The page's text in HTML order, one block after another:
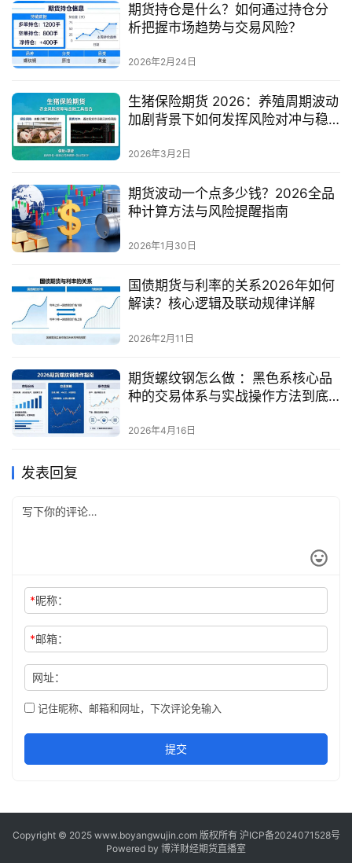
期货持仓是什么？如何通过持仓分
析把握市场趋势与交易风险？
2026年2月24日
生猪保险期货 2026：养殖周期波动
加剧背景下如何发挥风险对冲与稳
2026年3月2日
期货波动一个点多少钱？2026全品
种计算方法与风险提醒指南
2026年1月30日
国债期货与利率的关系2026年如何
解读？核心逻辑及联动规律详解
2026年2月11日
期货螺纹钢怎么做 ：黑色系核心品
种的交易体系与实战操作方法到底
2026年4月16日
发表回复
*昵称：
*邮箱：
网址：
记住昵称、邮箱和网址，下次评论免输入
提交
Copyright © 2025 www.boyangwujin.com 版权所有 沪ICP备2024071528号
Powered by 博洋财经期货直播室